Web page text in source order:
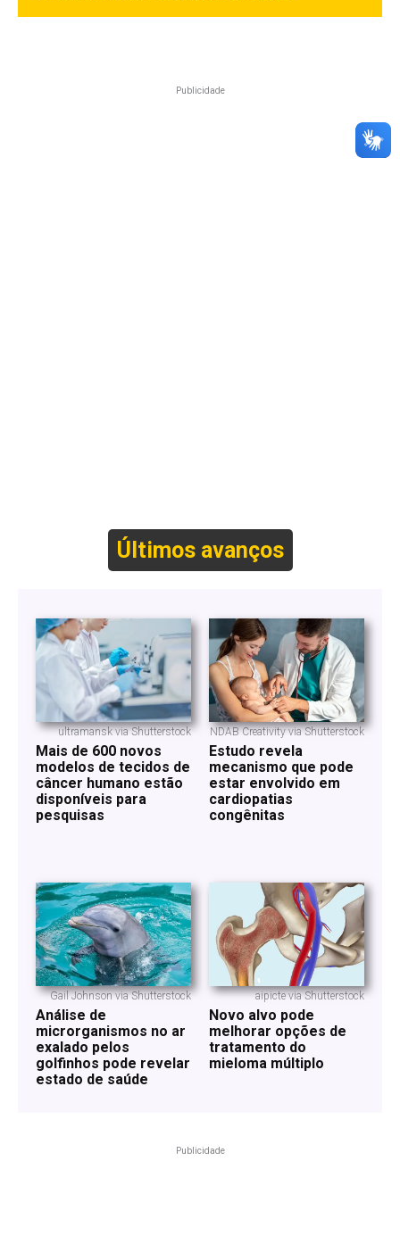
Publicidade
Últimos avanços
ultramansk via Shutterstock
Mais de 600 novos
modelos de tecidos de
câncer humano estão
disponíveis para
pesquisas
NDAB Creativity via Shutterstock
Estudo revela
mecanismo que pode
estar envolvido em
cardiopatias
congênitas
Gail Johnson via Shutterstock
Análise de
microrganismos no ar
exalado pelos
golfinhos pode revelar
estado de saúde
aipicte via Shutterstock
Novo alvo pode
melhorar opções de
tratamento do
mieloma múltiplo
Publicidade